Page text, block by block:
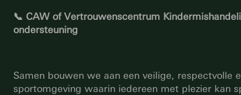
📞 CAW of Vertrouwenscentrum
ondersteuning
Samen bouwen we aan een veilige, respectvolle
sportomgeving waarin iedereen met plezier kan